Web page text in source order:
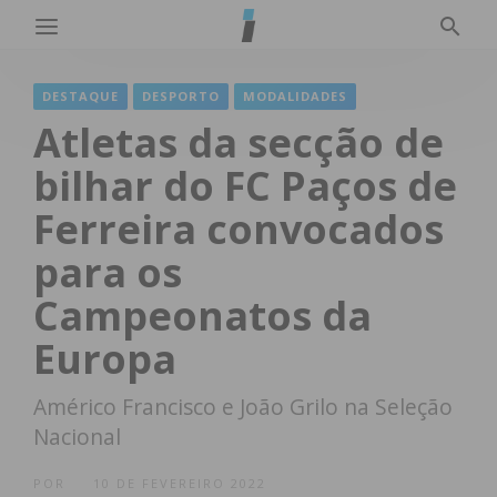
DESTAQUE DESPORTO MODALIDADES
Atletas da secção de
bilhar do FC Paços de
Ferreira convocados
para os
Campeonatos da
Europa
Américo Francisco e João Grilo na Seleção
Nacional